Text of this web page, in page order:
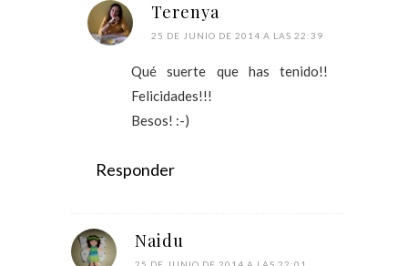
Terenya
25 DE JUNIO DE 2014 A LAS 22:39
Qué suerte que has tenido!!
Felicidades!!!
Besos! :-)
Responder
Naidu